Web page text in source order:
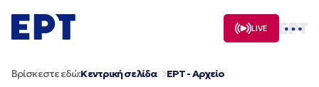
σε
περιεχόμενο
LIVE
Βρίσκεστε εδώ:Κεντρική σελίδα ΕΡΤ - Αρχείο